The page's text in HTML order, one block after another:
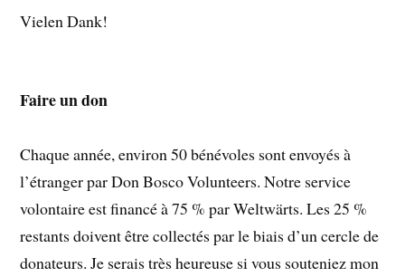
Vielen Dank!
Faire un don
Chaque année, environ 50 bénévoles sont envoyés à
l’étranger par Don Bosco Volunteers. Notre service
volontaire est financé à 75 % par Weltwärts. Les 25 %
restants doivent être collectés par le biais d’un cercle de
donateurs. Je serais très heureuse si vous souteniez mon